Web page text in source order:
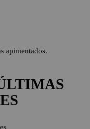
apimentados.